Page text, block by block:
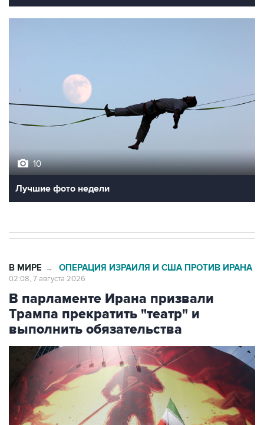
10
Лучшие фото недели
В МИРЕ → ОПЕРАЦИЯ ИЗРАИЛЯ И США ПРОТИВ ИРАНА
02:08, 7 августа 2026
В парламенте Ирана призвали
Трампа прекратить "театр" и
выполнить обязательства